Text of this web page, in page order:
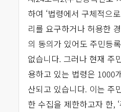
하여 ‘법령에서 구체적으
리를 요구하거나 허용한
의 동의가 있어도 주민등
없습니다. 그러나 현재 주
용하고 있는 법령은 1000
산되고 있습니다. 이는 주
한 수집을 제한하고자 한,